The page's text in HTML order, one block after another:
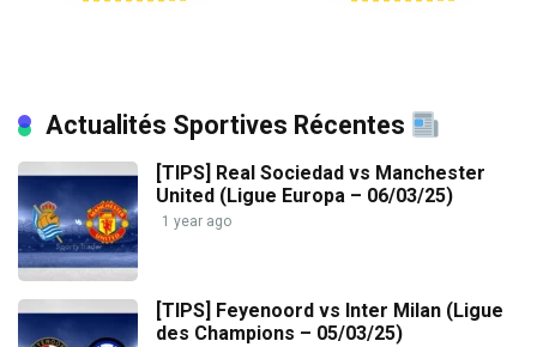
Actualités Sportives Récentes
[TIPS] Real Sociedad vs Manchester
United (Ligue Europa – 06/03/25)
1 year ago
[TIPS] Feyenoord vs Inter Milan (Ligue
des Champions – 05/03/25)